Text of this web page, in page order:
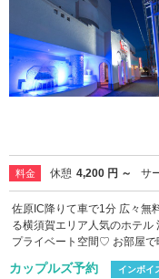
料金 休憩 4,200 円 ～ サ
佐原IC降りて車で1分 広々無
る横須賀エリア人気のホテ
プライベート空間♡ お部屋で
カップルズ予約 インボイ